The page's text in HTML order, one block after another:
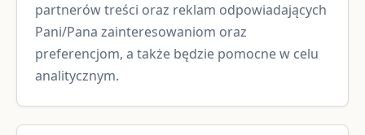
partnerów treści oraz reklam odpowiadających
Pani/Pana zainteresowaniom oraz
preferencjom, a także będzie pomocne w celu
analitycznym.